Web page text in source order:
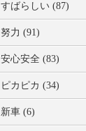
すばらしい (87)
努力 (91)
安心安全 (83)
ピカピカ (34)
新車 (6)